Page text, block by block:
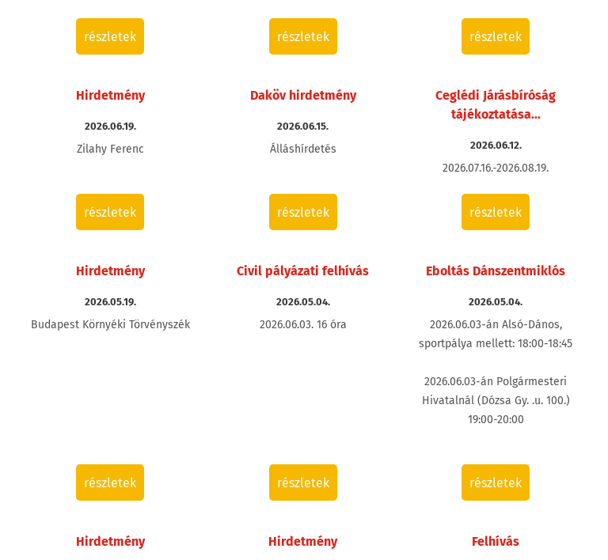
részletek részletek részletek
Hirdetmény
2026.06.19.
Zilahy Ferenc
részletek
Daköv hirdetmény
2026.06.15.
Álláshírdetés
részletek
Ceglédi Járásbíróság
tájékoztatása...
2026.06.12.
2026.07.16.-2026.08.19.
részletek
Hirdetmény
2026.05.19.
Budapest Környéki Törvényszék
részletek
Civil pályázati felhívás
2026.05.04.
2026.06.03. 16 óra
részletek
Eboltás Dánszentmiklós
2026.05.04.
2026.06.03-án Alsó-Dános,
sportpálya mellett: 18:00-18:45
2026.06.03-án Polgármesteri
Hivatalnál (Dózsa Gy. .u. 100.)
19:00-20:00
részletek
Hirdetmény Hirdetmény Felhívás